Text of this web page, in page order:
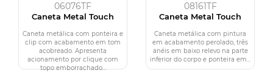
06076TF
Caneta Metal Touch
Caneta metálica com ponteira e
clip com acabamento em tom
acobreado. Apresenta
acionamento por clique com
topo emborrachado...
08161TF
Caneta Metal Touch
Caneta metálica com pintura
em acabamento perolado, três
anéis em baixo relevo na parte
inferior do corpo e ponteira em...